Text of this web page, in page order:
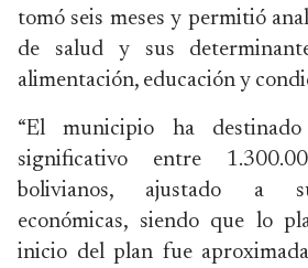
tomó seis meses y permitió
de salud y sus
alimentación, educación y
“El municipio ha
significativo entre
bolivianos, ajustado a
económicas, siendo que lo
inicio del plan fue